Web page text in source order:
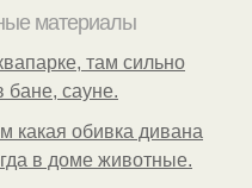
материалы
там сильно
бане, сауне.
какая обивка дивана
в доме животные.